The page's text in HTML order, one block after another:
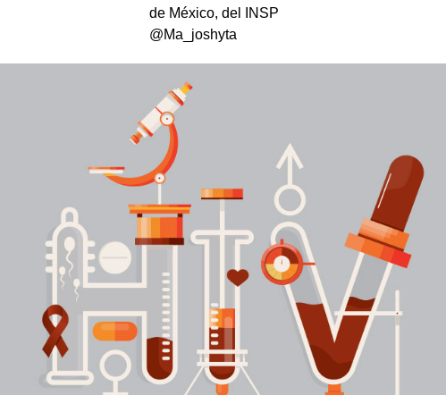
de México, del INSP
@Ma_joshyta